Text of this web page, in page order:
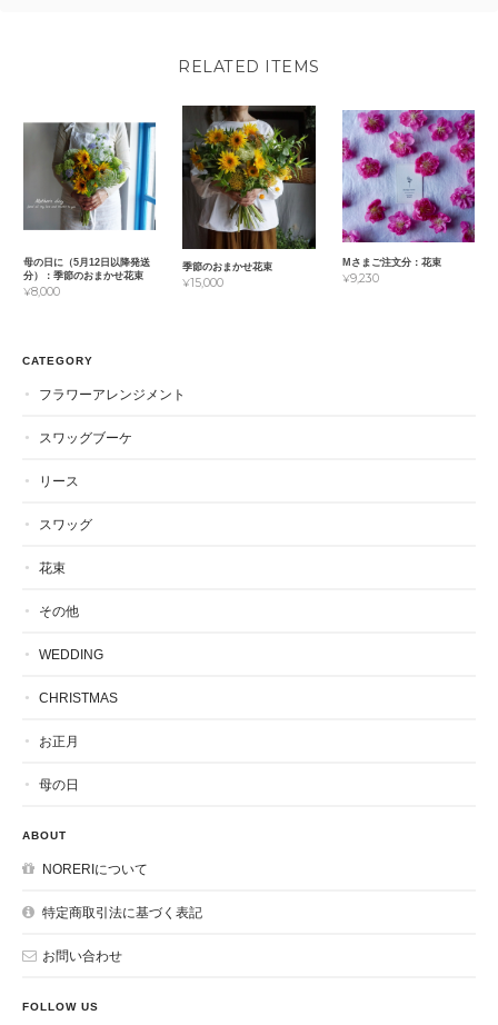
RELATED ITEMS
母の日に（5月12日以降発送
分）：季節のおまかせ花束
¥8,000
季節のおまかせ花束
¥15,000
Mさまご注文分：花束
¥9,230
CATEGORY
フラワーアレンジメント
スワッグブーケ
リース
スワッグ
花束
その他
WEDDING
CHRISTMAS
お正月
母の日
ABOUT
NORERIについて
特定商取引法に基づく表記
お問い合わせ
FOLLOW US